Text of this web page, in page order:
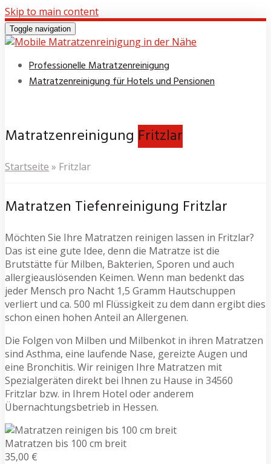
Skip to main content
Toggle navigation
Professionelle Matratzenreinigung
Matratzenreinigung für Hotels und Pensionen
Matratzenreinigung Fritzlar
Startseite » Fritzlar
Matratzen Tiefenreinigung Fritzlar
Möchten Sie Ihre Matratzen reinigen lassen in Fritzlar?
Das ist eine gute Idee, denn die Matratze ist die
Brutstätte für Milben, Bakterien, Sporen und auch
allergieauslösenden Keimen. Wenn man bedenkt das
jeder Mensch pro Nacht 1,5 Gramm Hautschuppen
verliert und ca. 500 ml Flüssigkeit zu dem dann ergibt dies
schon einen hohen Anteil an Allergenen.
Die Folgen von Milben und Milbenkot in ihren Matratzen
sind Asthma, eine laufende Nase, gereizte Augen und
eine Bronchitis. Wir reinigen Ihre Matratzen mit
Spezialgeräten direkt bei Ihnen zu Hause in 34560
Fritzlar bzw. in Ihrem Hotel oder anderem
Übernachtungsbetrieb in Hessen.
Matratzen bis 100 cm breit
35,00 €